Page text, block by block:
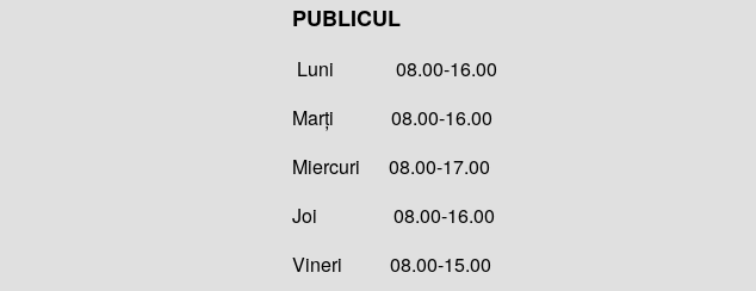
PUBLICUL
Luni 08.00-16.00
Marți 08.00-16.00
Miercuri 08.00-17.00
Joi 08.00-16.00
Vineri 08.00-15.00